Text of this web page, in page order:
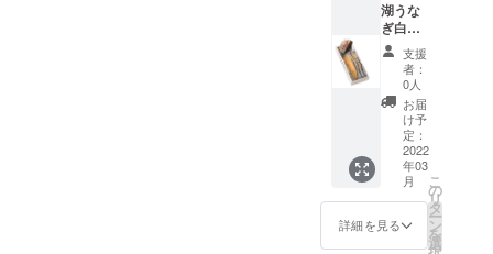
の内の
一人は
真田と
同じく
赤備え
の甲冑
を身に
包んだ
井伊直
政で、
浜松出
身の武
将で
りにな
り、通
気性も
抜群で
す。 ※
感謝の
気持ち
をこめ
た御礼
のメー
ルも送
らせて
頂きま
す。
りませ
ん。そ
して
「高校
生お米
ニュー
ス」マ
スコッ
トキャ
ラク
ターの
まいか
ちゃん
パッ
のメー
ルも送
らせて
頂きま
す。
りを最
大限利
用する
程に広
大で
す。 更
には縦
の繋が
りだけ
ではな
く、川
路
（堰）
存方法■
冷蔵保
存。賞
味期限
は発送
日より
30日間
※「浜名
湖うな
ぎ」
は、
り期間
をかけ
明書
付） ■
表示義
務のあ
る添加
物及び
表示■
なし ■
アレル
ギー表
示を含
む原材
料表示■
パック
■原材料
名■ 浜
名湖う
なぎ、
蒲焼の
たれ、
山椒 ■
内容量■
長蒲
焼：3枚
（鰻１
匹 約
湖うな
ぎ白焼3
枚提
供！】
ニンニ
ク塩や
山葵醤
油が堪
らない
通の味
わい
方。浜
名湖う
なぎ白
支援
者：
0人
お届
け予
定：
2022
年03
月
詳細を見る
こ
の
リ
タ
ー
ン
を
選